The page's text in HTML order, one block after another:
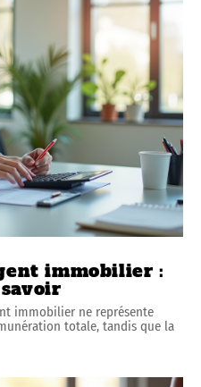
immobilier :
immobilier ne représente
totale, tandis que la